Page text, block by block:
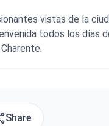
vistas de la
todos los días
Share